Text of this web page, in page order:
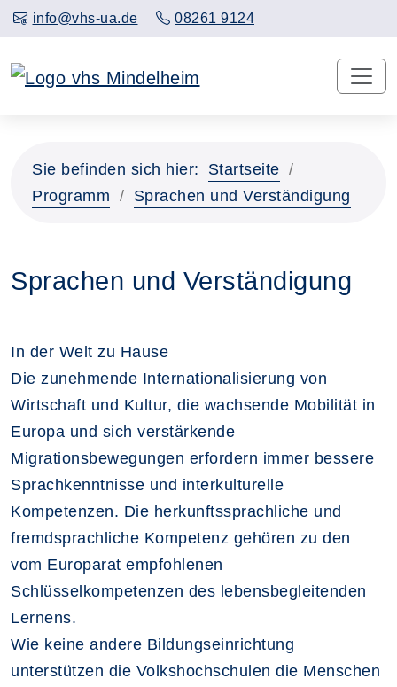
info@vhs-ua.de 08261 9124
Sie befinden sich hier:
Startseite
Programm
Sprachen und Verständigung
Sprachen und Verständigung
In der Welt zu Hause
Die zunehmende Internationalisierung von
Wirtschaft und Kultur, die wachsende Mobilität in
Europa und sich verstärkende
Migrationsbewegungen erfordern immer bessere
Sprachkenntnisse und interkulturelle
Kompetenzen. Die herkunftssprachliche und
fremdsprachliche Kompetenz gehören zu den
vom Europarat empfohlenen
Schlüsselkompetenzen des lebensbegleitenden
Lernens.
Wie keine andere Bildungseinrichtung
unterstützen die Volkshochschulen die Menschen